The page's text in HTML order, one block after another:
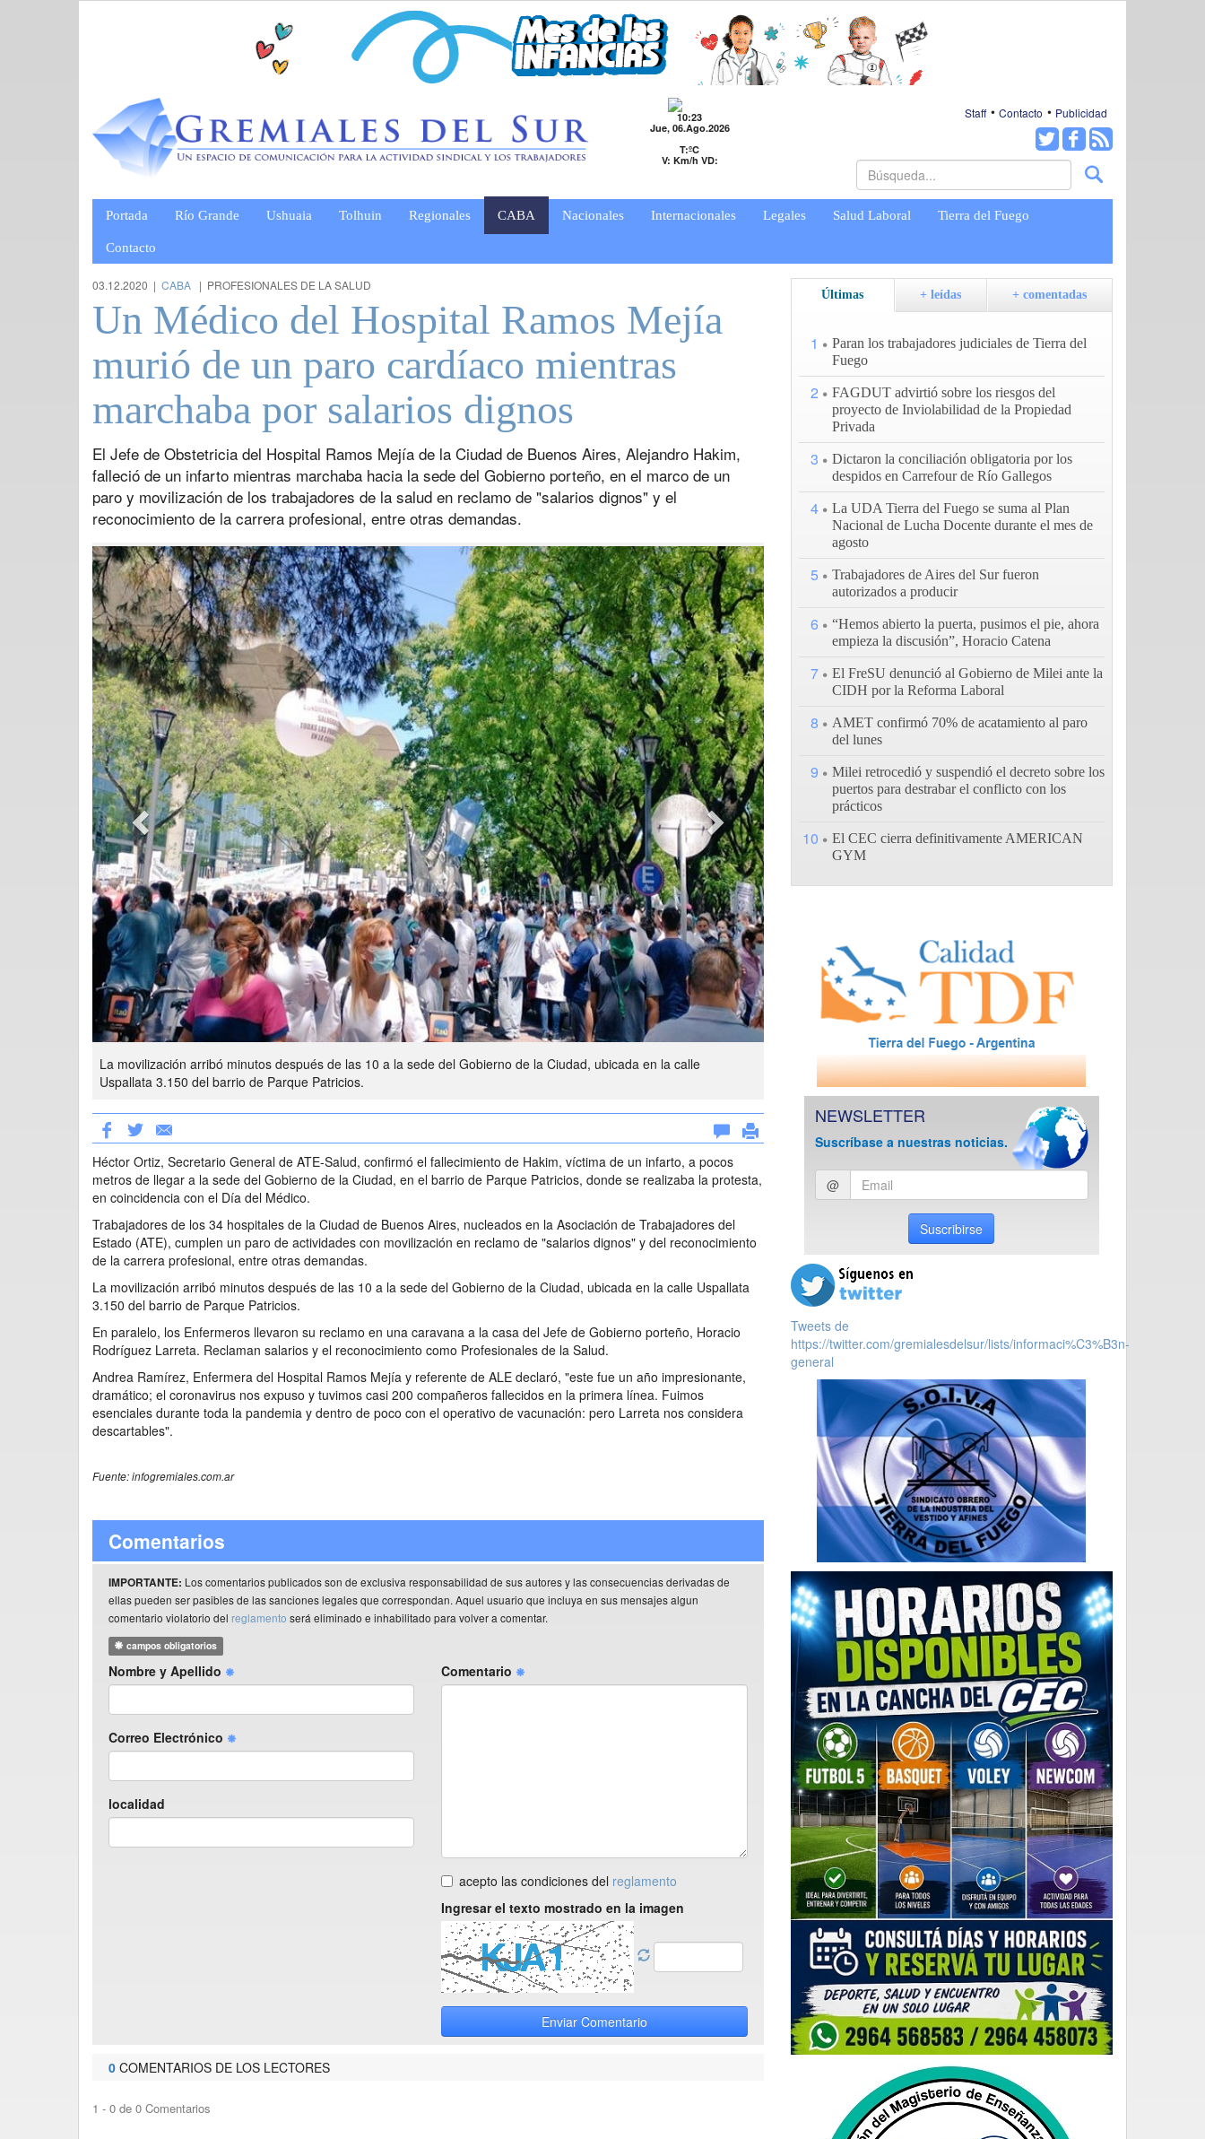
10:23
Jue, 06.Ago.2026
T:ºC
V: Km/h VD:
Staff Contacto Publicidad
Portada Río Grande Ushuaia Tolhuin Regionales CABA Nacionales Internacionales Legales Salud Laboral Tierra del Fuego
Contacto
03.12.2020 | CABA | PROFESIONALES DE LA SALUD
Un Médico del Hospital Ramos Mejía
murió de un paro cardíaco mientras
marchaba por salarios dignos
El Jefe de Obstetricia del Hospital Ramos Mejía de la Ciudad de Buenos Aires, Alejandro Hakim,
falleció de un infarto mientras marchaba hacia la sede del Gobierno porteño, en el marco de un
paro y movilización de los trabajadores de la salud en reclamo de "salarios dignos" y el
reconocimiento de la carrera profesional, entre otras demandas.
La movilización arribó minutos después de las 10 a la sede del Gobierno de la Ciudad, ubicada en la calle
Uspallata 3.150 del barrio de Parque Patricios.
Previous Next
Héctor Ortiz, Secretario General de ATE-Salud, confirmó el fallecimiento de Hakim, víctima de un infarto, a pocos
metros de llegar a la sede del Gobierno de la Ciudad, en el barrio de Parque Patricios, donde se realizaba la protesta,
en coincidencia con el Día del Médico.
Trabajadores de los 34 hospitales de la Ciudad de Buenos Aires, nucleados en la Asociación de Trabajadores del
Estado (ATE), cumplen un paro de actividades con movilización en reclamo de "salarios dignos" y del reconocimiento
de la carrera profesional, entre otras demandas.
La movilización arribó minutos después de las 10 a la sede del Gobierno de la Ciudad, ubicada en la calle Uspallata
3.150 del barrio de Parque Patricios.
En paralelo, los Enfermeros llevaron su reclamo en una caravana a la casa del Jefe de Gobierno porteño, Horacio
Rodríguez Larreta. Reclaman salarios y el reconocimiento como Profesionales de la Salud.
Andrea Ramírez, Enfermera del Hospital Ramos Mejía y referente de ALE declaró, "este fue un año impresionante,
dramático; el coronavirus nos expuso y tuvimos casi 200 compañeros fallecidos en la primera línea. Fuimos
esenciales durante toda la pandemia y dentro de poco con el operativo de vacunación: pero Larreta nos considera
descartables".
Fuente: infogremiales.com.ar
Comentarios
IMPORTANTE: Los comentarios publicados son de exclusiva responsabilidad de sus autores y las consecuencias derivadas de
ellas pueden ser pasibles de las sanciones legales que correspondan. Aquel usuario que incluya en sus mensajes algun
comentario violatorio del reglamento será eliminado e inhabilitado para volver a comentar.
campos obligatorios
Nombre y Apellido
Correo Electrónico
localidad
Comentario
acepto las condiciones del reglamento
Ingresar el texto mostrado en la imagen
Enviar Comentario
0 COMENTARIOS DE LOS LECTORES
1 - 0 de 0 Comentarios
Últimas + leídas + comentadas
1
Paran los trabajadores judiciales de Tierra del
Fuego
2
FAGDUT advirtió sobre los riesgos del
proyecto de Inviolabilidad de la Propiedad
Privada
3
Dictaron la conciliación obligatoria por los
despidos en Carrefour de Río Gallegos
4
La UDA Tierra del Fuego se suma al Plan
Nacional de Lucha Docente durante el mes de
agosto
5
Trabajadores de Aires del Sur fueron
autorizados a producir
6
“Hemos abierto la puerta, pusimos el pie, ahora
empieza la discusión”, Horacio Catena
7
El FreSU denunció al Gobierno de Milei ante la
CIDH por la Reforma Laboral
8
AMET confirmó 70% de acatamiento al paro
del lunes
9
Milei retrocedió y suspendió el decreto sobre los
puertos para destrabar el conflicto con los
prácticos
10
El CEC cierra definitivamente AMERICAN
GYM
NEWSLETTER
Suscríbase a nuestras noticias.
Ingresar
email
@
Suscribirse
Tweets de
https://twitter.com/gremialesdelsur/lists/informaci%C3%B3n-
general